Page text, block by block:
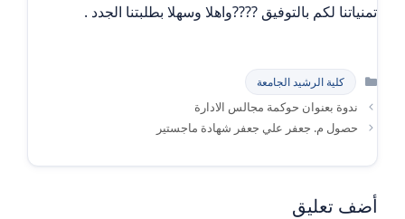
تمنياتنا لكم بالتوفيق ????واهلا وسهلا بطلبتنا الجدد .
التصنيفات
كلية الرشيد الجامعة
ندوة بعنوان حوكمة مجالس الادارة
حصول م. جعفر علي جعفر شهادة ماجستير
أضف تعليق